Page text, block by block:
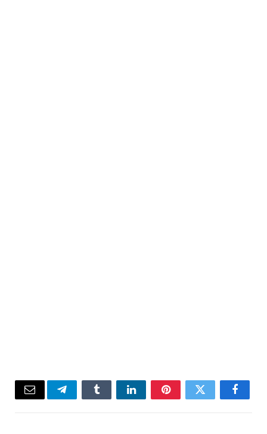
Facebook
Twitter
Pinterest
LinkedIn
Tumblr
Telegram
Email